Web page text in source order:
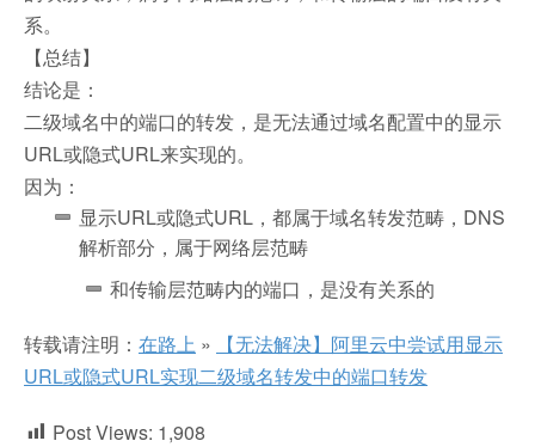
系。
【总结】
结论是：
二级域名中的端口的转发，是无法通过域名配置中的显示
URL或隐式URL来实现的。
因为：
显示URL或隐式URL，都属于域名转发范畴，DNS
解析部分，属于网络层范畴
和传输层范畴内的端口，是没有关系的
转载请注明： 在路上 »
【无法解决】阿里云中尝试用显示
URL或隐式URL实现二级域名转发中的端口转发
Post Views: 1,908